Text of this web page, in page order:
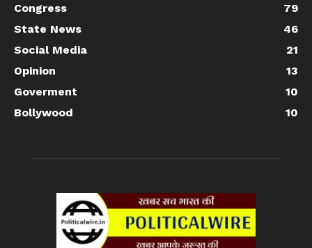
Congress
79
State News
46
Social Media
21
Opinion
13
Goverment
10
Bollywood
10